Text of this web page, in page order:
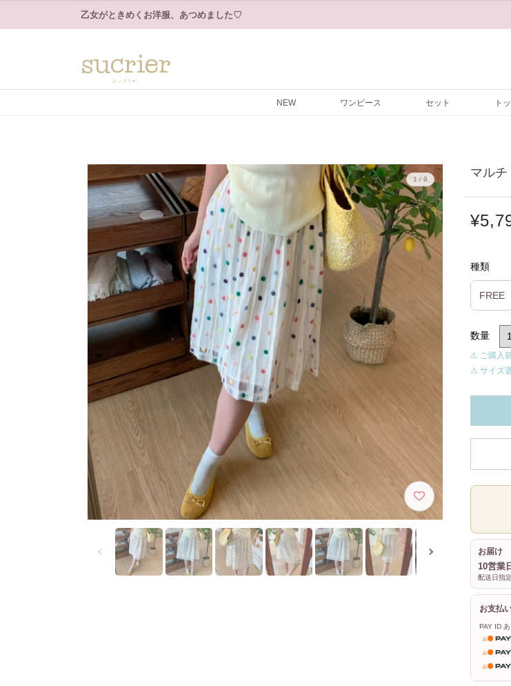
乙女がときめくお洋服、あつめました♡
NEW ワンピース セット ト
マル
1 / 9
種類
FREE
数量
⚠ ご購入
⚠ サイズ
お届け
10営業
配送日指
お支払
PAY ID